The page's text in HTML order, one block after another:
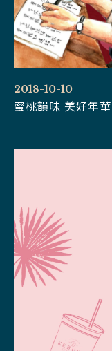
2018-10-10
蜜桃韻味 美好年